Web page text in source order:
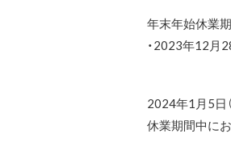
年末年始休業
・2023年12月
2024年1月5日
休業期間中に